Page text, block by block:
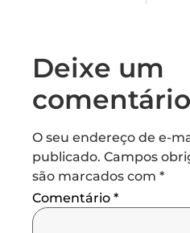
Deixe um
comentário
O seu endereço de e-
publicado. Campos
são marcados com *
Comentário *